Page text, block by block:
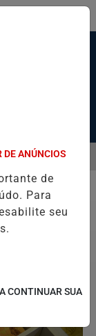
MENU
DE ANÚNCIOS
de
Para
seu
CONTINUAR SUA